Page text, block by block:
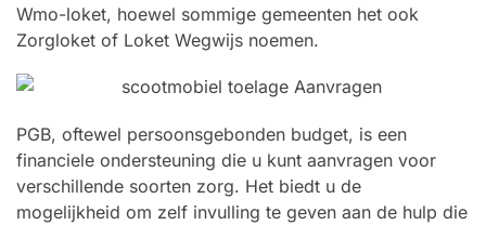
Wmo-loket, hoewel sommige gemeenten het ook
Zorgloket of Loket Wegwijs noemen.
PGB, oftewel persoonsgebonden budget, is een
financiele ondersteuning die u kunt aanvragen voor
verschillende soorten zorg. Het biedt u de
mogelijkheid om zelf invulling te geven aan de hulp die